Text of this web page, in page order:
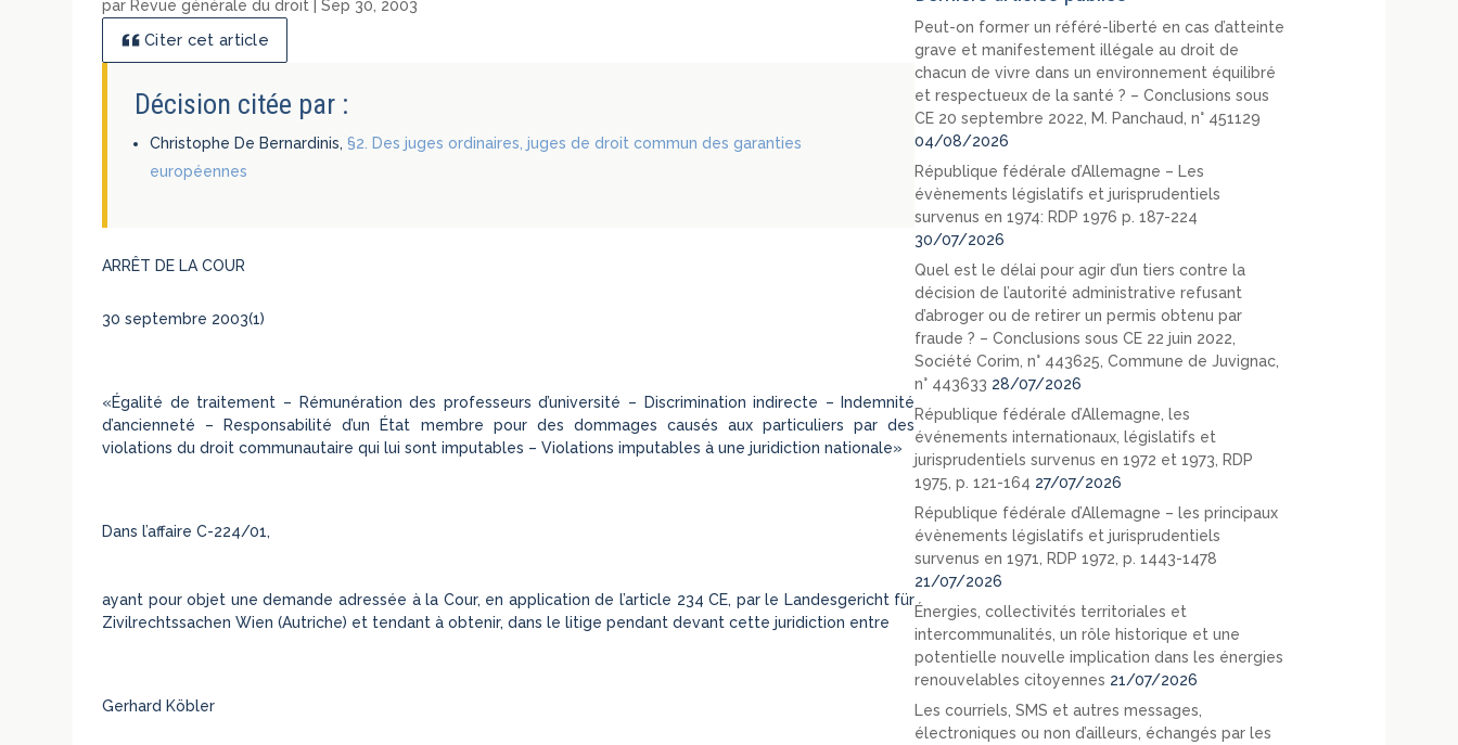
par Revue générale du droit |Sep 30, 2003
Citer cet article
Décision citée par :
Christophe De Bernardinis,§2. Des juges ordinaires, juges de droit commun des garanties
européennes
ARRÊT DE LA COUR
30 septembre 2003(1)
«Égalité de traitement – Rémunération des professeurs d’université – Discrimination indirecte – Indemnité
d’ancienneté – Responsabilité d’un État membre pour des dommages causés aux particuliers par des
violations du droit communautaire qui lui sont imputables – Violations imputables à une juridiction nationale»
Dans l’affaire C-224/01,
ayant pour objet une demande adressée à la Cour, en application de l’article 234 CE, par le Landesgericht für
Zivilrechtssachen Wien (Autriche) et tendant à obtenir, dans le litige pendant devant cette juridiction entre
Gerhard Köbler
Peut-on former un référé-liberté en cas d’atteinte
grave et manifestement illégale au droit de
chacun de vivre dans un environnement équilibré
et respectueux de la santé ? – Conclusions sous
CE 20 septembre 2022, M. Panchaud, n° 451129
04/08/2026
République fédérale d’Allemagne – Les
évènements législatifs et jurisprudentiels
survenus en 1974: RDP 1976 p. 187-224
30/07/2026
Quel est le délai pour agir d’un tiers contre la
décision de l’autorité administrative refusant
d’abroger ou de retirer un permis obtenu par
fraude ? – Conclusions sous CE 22 juin 2022,
Société Corim, n° 443625, Commune de Juvignac,
n° 443633 28/07/2026
République fédérale d’Allemagne, les
événements internationaux, législatifs et
jurisprudentiels survenus en 1972 et 1973, RDP
1975, p. 121-164 27/07/2026
République fédérale d’Allemagne – les principaux
évènements législatifs et jurisprudentiels
survenus en 1971, RDP 1972, p. 1443-1478
21/07/2026
Énergies, collectivités territoriales et
intercommunalités, un rôle historique et une
potentielle nouvelle implication dans les énergies
renouvelables citoyennes 21/07/2026
Les courriels, SMS et autres messages,
électroniques ou non d’ailleurs, échangés par les